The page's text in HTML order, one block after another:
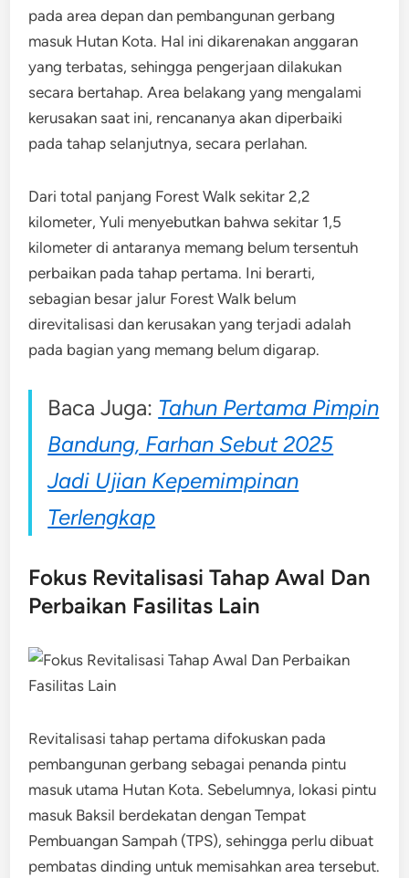
pada area depan dan pembangunan gerbang
masuk Hutan Kota. Hal ini dikarenakan anggaran
yang terbatas, sehingga pengerjaan dilakukan
secara bertahap. Area belakang yang mengalami
kerusakan saat ini, rencananya akan diperbaiki
pada tahap selanjutnya, secara perlahan.
Dari total panjang Forest Walk sekitar 2,2
kilometer, Yuli menyebutkan bahwa sekitar 1,5
kilometer di antaranya memang belum tersentuh
perbaikan pada tahap pertama. Ini berarti,
sebagian besar jalur Forest Walk belum
direvitalisasi dan kerusakan yang terjadi adalah
pada bagian yang memang belum digarap.
Baca Juga: Tahun Pertama Pimpin
Bandung, Farhan Sebut 2025
Jadi Ujian Kepemimpinan
Terlengkap
Fokus Revitalisasi Tahap Awal Dan
Perbaikan Fasilitas Lain
Revitalisasi tahap pertama difokuskan pada
pembangunan gerbang sebagai penanda pintu
masuk utama Hutan Kota. Sebelumnya, lokasi pintu
masuk Baksil berdekatan dengan Tempat
Pembuangan Sampah (TPS), sehingga perlu dibuat
pembatas dinding untuk memisahkan area tersebut.